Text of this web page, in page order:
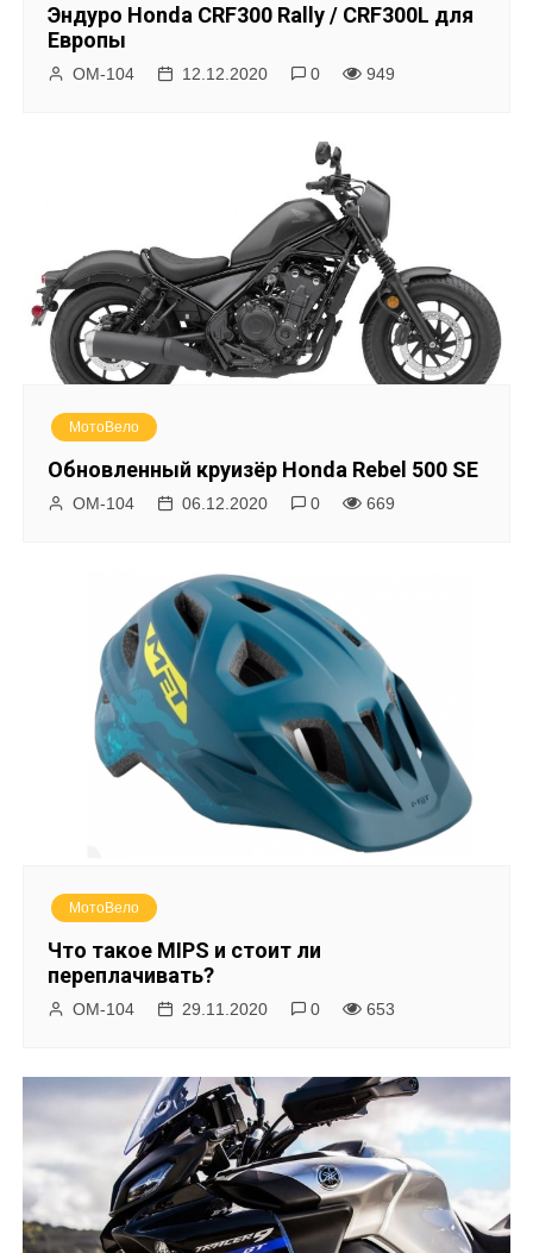
Эндуро Honda CRF300 Rally / CRF300L для
Европы
ОМ-104 12.12.2020 0 949
МотоВело
Обновленный круизёр Honda Rebel 500 SE
ОМ-104 06.12.2020 0 669
МотоВело
Что такое MIPS и стоит ли
переплачивать?
ОМ-104 29.11.2020 0 653